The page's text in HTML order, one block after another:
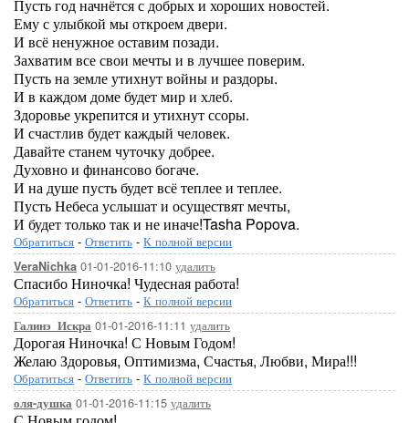
Пусть год начнётся с добрых и хороших новостей.
Ему с улыбкой мы откроем двери.
И всё ненужное оставим позади.
Захватим все свои мечты и в лучшее поверим.
Пусть на земле утихнут войны и раздоры.
И в каждом доме будет мир и хлеб.
Здоровье укрепится и утихнут ссоры.
И счастлив будет каждый человек.
Давайте станем чуточку добрее.
Духовно и финансово богаче.
И на душе пусть будет всё теплее и теплее.
Пусть Небеса услышат и осуществят мечты,
И будет только так и не иначе!Tasha Popova.
Обратиться - Ответить - К полной версии
VeraNichka 01-01-2016-11:10 удалить
Спасибо Ниночка! Чудесная работа!
Обратиться - Ответить - К полной версии
Галинэ_Искра 01-01-2016-11:11 удалить
Дорогая Ниночка! С Новым Годом!
Желаю Здоровья, Оптимизма, Счастья, Любви, Мира!!!
Обратиться - Ответить - К полной версии
оля-душка 01-01-2016-11:15 удалить